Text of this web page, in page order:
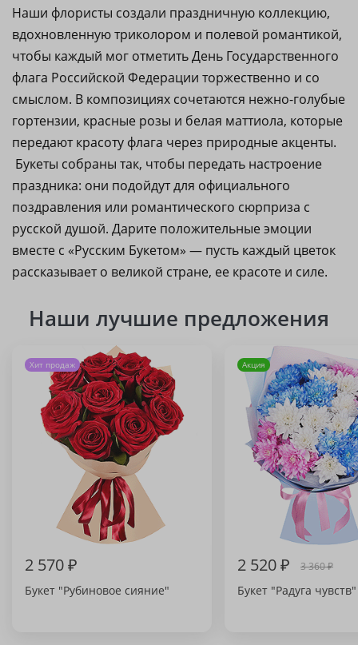
Наши флористы создали праздничную коллекцию,
вдохновленную триколором и полевой романтикой,
чтобы каждый мог отметить День Государственного
флага Российской Федерации торжественно и со
смыслом. В композициях сочетаются нежно-голубые
гортензии, красные розы и белая маттиола, которые
передают красоту флага через природные акценты.
Букеты собраны так, чтобы передать настроение
праздника: они подойдут для официального
поздравления или романтического сюрприза с
русской душой. Дарите положительные эмоции
вместе с «Русским Букетом» — пусть каждый цветок
рассказывает о великой стране, ее красоте и силе.
Наши лучшие предложения
Хит продаж
2 570 ₽
Букет "Рубиновое сияние"
Акция
2 520 ₽ 3 360 ₽
Букет "Радуга чувств"